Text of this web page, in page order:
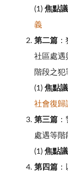
(1) 焦點
義
第二篇
社區處遇
階段之犯
(1) 焦點
社會復歸
第三篇
處遇等階
(1) 焦點
第四篇